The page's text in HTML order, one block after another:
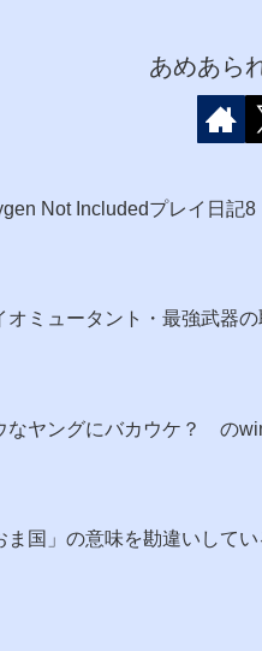
あめあら
Not Includedプレイ日記
オミュータント・最強武器
なヤングにバカウケ？ の
ま国」の意味を勘違いして